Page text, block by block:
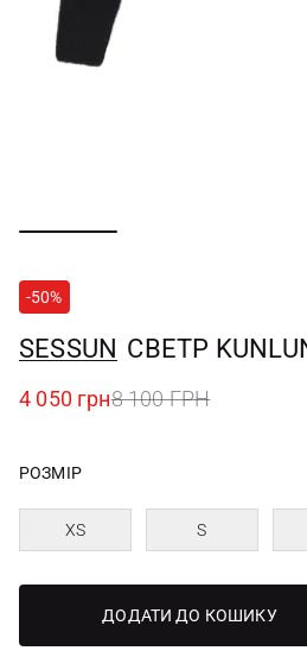
-50%
SESSUN СВЕТР
4 050 грн8 100 ГРН
РОЗМІР
XS S
ДОДАТИ ДО КОШИКУ